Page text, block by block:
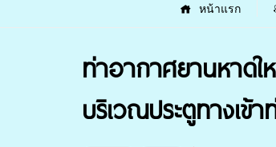
หน้าแรก
ท่าอากาศยานหาด
บริเวณประตูทางเข้